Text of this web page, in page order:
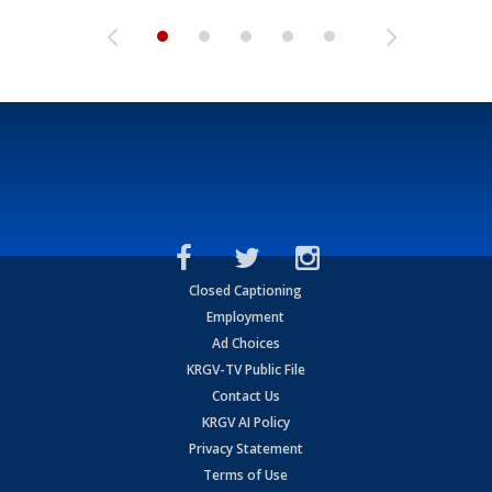
Closed Captioning
Employment
Ad Choices
KRGV-TV Public File
Contact Us
KRGV AI Policy
Privacy Statement
Terms of Use